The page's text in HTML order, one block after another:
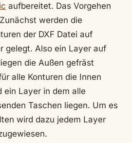
aufbereitet. Das Vorgehen
werden die
der DXF Datei auf
gelegt. Also ein Layer auf
die Außen gefräst
alle Konturen die Innen
ein Layer in dem alle
Taschen liegen. Um es
wird dazu jedem Layer